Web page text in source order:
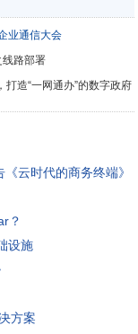
业通信大会
线路部署
造“一网通办”的数字政府
云时代的商务终端》
？
设施
方案